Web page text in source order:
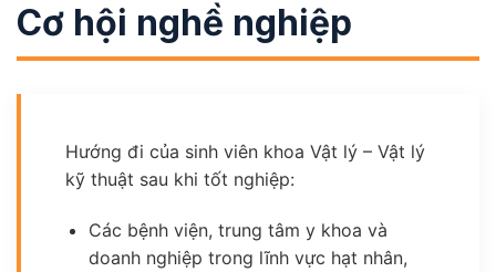
Cơ hội nghề nghiệp
Hướng đi của sinh viên khoa Vật lý – Vật lý
kỹ thuật sau khi tốt nghiệp:
Các bệnh viện, trung tâm y khoa và
doanh nghiệp trong lĩnh vực hạt nhân,